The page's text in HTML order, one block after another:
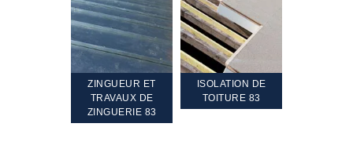
ZINGUEUR ET
TRAVAUX DE
ZINGUERIE 83
ISOLATION DE
TOITURE 83